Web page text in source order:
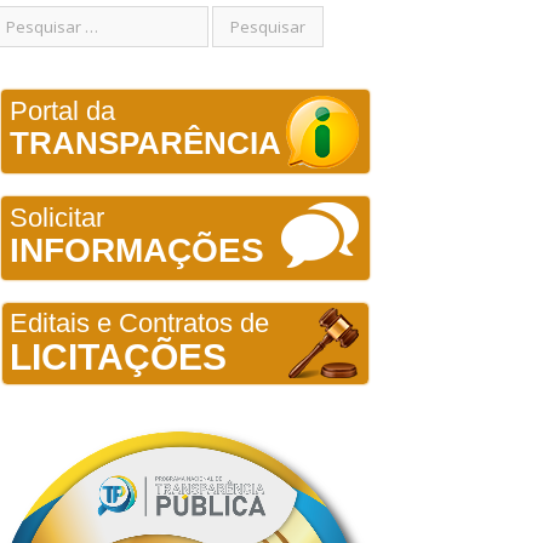
Portal da
TRANSPARÊNCIA
Solicitar
INFORMAÇÕES
Editais e Contratos de
LICITAÇÕES